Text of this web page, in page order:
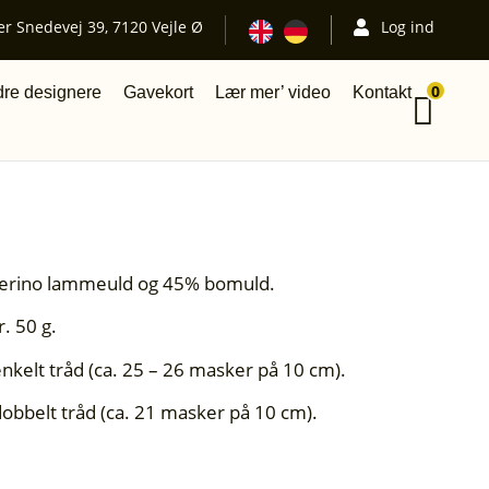
Snedevej 39, 7120 Vejle Ø Log ind
designere Gavekort Lær mer’ video Kontakt 0
lammeuld og 45% bomuld.
50 g.
tråd (ca. 25 – 26 masker på 10 cm).
tråd (ca. 21 masker på 10 cm).